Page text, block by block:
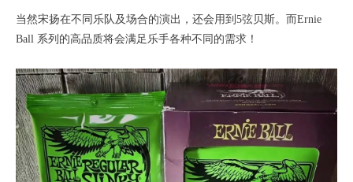
当然宋扬在不同乐队及场合的演出，还会用到5弦贝斯。而Ernie
Ball 系列的高品质将会满足乐手各种不同的需求！